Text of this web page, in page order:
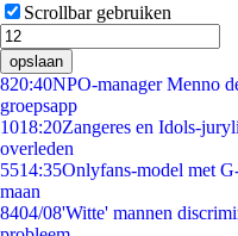
Scrollbar gebruiken
opslaan
820:40NPO-manager Menno
groepsapp
1018:20Zangeres en Idols-
overleden
5514:35Onlyfans-model met
maan
8404/08'Witte' mannen